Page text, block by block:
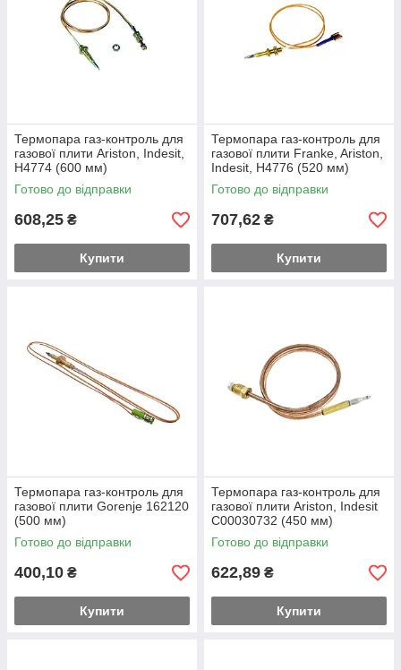
Термопара газ-контроль для
газової плити Ariston, Indesit,
H4774 (600 мм)
Готово до відправки
608,25 ₴
Купити
Термопара газ-контроль для
газової плити Franke, Ariston,
Indesit, H4776 (520 мм)
Готово до відправки
707,62 ₴
Купити
Термопара газ-контроль для
газової плити Gorenje 162120
(500 мм)
Готово до відправки
400,10 ₴
Купити
Термопара газ-контроль для
газової плити Ariston, Indesit
C00030732 (450 мм)
Готово до відправки
622,89 ₴
Купити